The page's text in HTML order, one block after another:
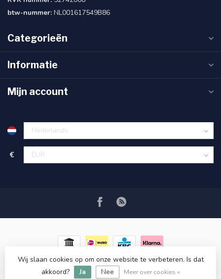
btw-nummer: NL001617549B86
Categorieën
Informatie
Mijn account
€
© Copyright 2026 RC COSMETICS- Powered byLightspeed-
Lightspeed design
Dyvelopment
Wij slaan cookies op om onze website te verbeteren. Is dat
akkoord?
Ja Nee Meer over cookies »